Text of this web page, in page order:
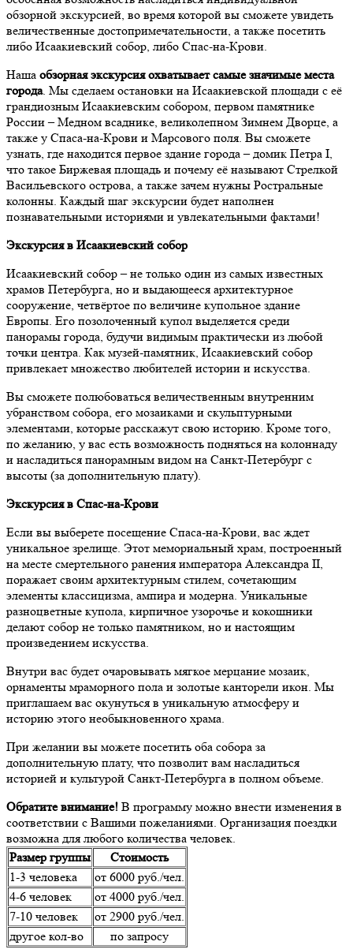
обзорной экскурсией, во время которой вы сможете увидеть
величественные достопримечательности, а также посетить
либо Исаакиевский собор, либо Спас-на-Крови.
Наша обзорная экскурсия охватывает самые значимые места
города. Мы сделаем остановки на Исаакиевской площади с её
грандиозным Исаакиевским собором, первом памятнике
России – Медном всаднике, великолепном Зимнем Дворце, а
также у Спаса-на-Крови и Марсового поля. Вы сможете
узнать, где находится первое здание города – домик Петра I,
что такое Биржевая площадь и почему её называют Стрелкой
Васильевского острова, а также зачем нужны Ростральные
колонны. Каждый шаг экскурсии будет наполнен
познавательными историями и увлекательными фактами!
Экскурсия в Исаакиевский собор
Исаакиевский собор – не только один из самых известных
храмов Петербурга, но и выдающееся архитектурное
сооружение, четвёртое по величине купольное здание
Европы. Его позолоченный купол выделяется среди
панорамы города, будучи видимым практически из любой
точки центра. Как музей-памятник, Исаакиевский собор
привлекает множество любителей истории и искусства.
Вы сможете полюбоваться величественным внутренним
убранством собора, его мозаиками и скульптурными
элементами, которые расскажут свою историю. Кроме того,
по желанию, у вас есть возможность подняться на колоннаду
и насладиться панорамным видом на Санкт-Петербург с
высоты (за дополнительную плату).
Экскурсия в Спас-на-Крови
Если вы выберете посещение Спаса-на-Крови, вас ждет
уникальное зрелище. Этот мемориальный храм, построенный
на месте смертельного ранения императора Александра II,
поражает своим архитектурным стилем, сочетающим
элементы классицизма, ампира и модерна. Уникальные
разноцветные купола, кирпичное узорочье и кокошники
делают собор не только памятником, но и настоящим
произведением искусства.
Внутри вас будет очаровывать мягкое мерцание мозаик,
орнаменты мраморного пола и золотые канторели икон. Мы
приглашаем вас окунуться в уникальную атмосферу и
историю этого необыкновенного храма.
При желании вы можете посетить оба собора за
дополнительную плату, что позволит вам насладиться
историей и культурой Санкт-Петербурга в полном объеме.
Обратите внимание! В программу можно внести изменения в
соответствии с Вашими пожеланиями. Организация поездки
возможна для любого количества человек.
Размер группы
Стоимость
1-3 человека
от 6000 руб./чел.
4-6 человек
от 4000 руб./чел.
7-10 человек
от 2900 руб./чел.
другое кол-во
по запросу